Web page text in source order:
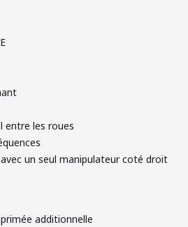
entre les roues
un seul manipulateur coté droit
additionnelle